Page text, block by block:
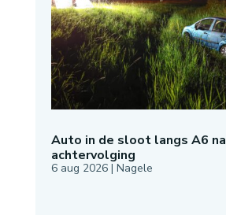
Auto in de sloot langs A6 na
achtervolging
6 aug 2026| Nagele